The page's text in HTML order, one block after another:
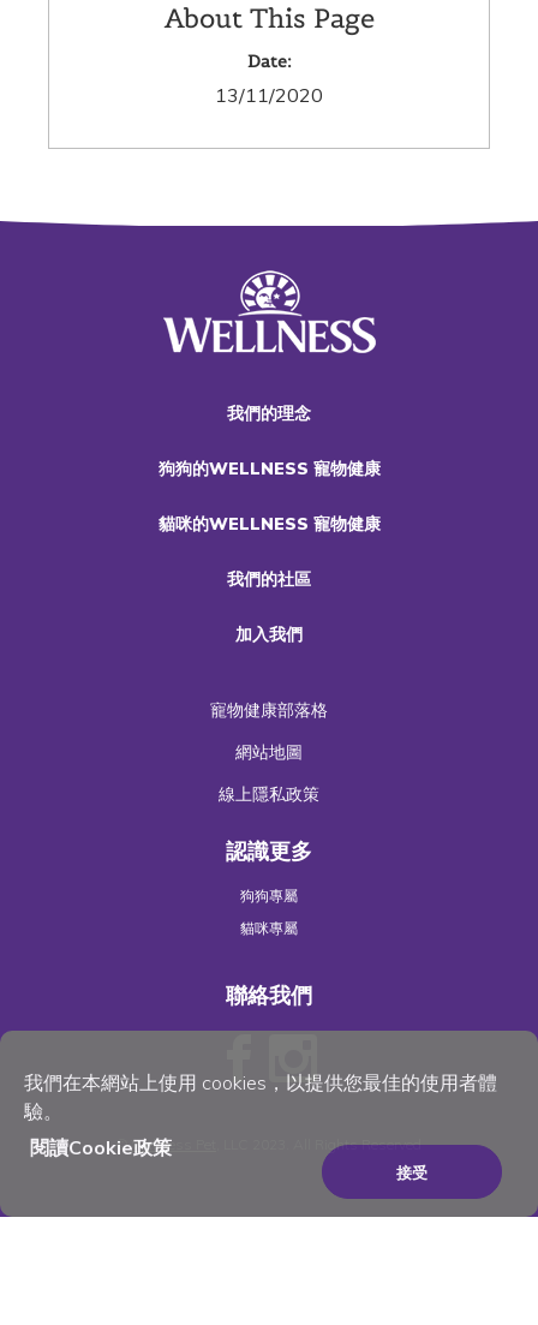
我們在本網站上使用 cookies，以提供您最佳的使用者體
驗。
閱讀Cookie政策
接受
About This Page
Date:
13/11/2020
我們的理念
狗狗的WELLNESS 寵物健康
貓咪的WELLNESS 寵物健康
我們的社區
加入我們
寵物健康部落格
網站地圖
線上隱私政策
認識更多
狗狗專屬
貓咪專屬
聯絡我們
©Wellness Pet , LLC 2023. All Rights Reserved